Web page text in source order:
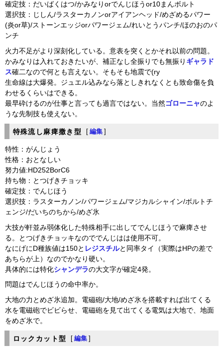
確定技：だいばくはつ/かみなりorでんじほうor10まんボルト
選択技：じしん/ラスターカノンorアイアンヘッド/めざめるパワー
(炎or草)/ストーンエッジorパワージェム/れいとうパンチ/ほのおのパ
ンチ
火力不足がより深刻化している。意表を突くとかそれ以前の問題。
かみなりは入れておきたいが、補正なし全振りでも無振り ギャラド
ス確二なので何とも言えない。そもそも地震で(ry
生命線は大爆発。ジュエル込みなら落としきれなくとも致命傷を負
わせるくらいはできる。
最早砕けるのが仕事と言っても過言ではない。当然 ゴローニャのよ
うな先制技も使えない。
特殊流し麻痺撒き型 [ 編集 ]
特性：がんじょう
性格：おとなしい
努力値:HD252BorC6
持ち物：とつげきチョッキ
確定技：でんじほう
選択技：ラスターカノン/パワージェム/マジカルシャイン/ボルトチ
ェンジ/だいちのちから/めざ氷
大技が軒並み弱体化した特殊相手に出してでんじほうで麻痺させ
る。とつげきチョッキなのででんじはは使用不可。
なにげにD種族値は150と レジスチルと同率タイ（実際はHPの差で
あちらが上）なのでかなり硬い。
具体的には特化シャンデラの大文字が確定4発。
問題はでんじほうの命中率か。
大地の力とめざ氷追加。電磁砲/大地/めざ氷を搭載すれば出てくる
水を電磁砲でビビらせ、電磁砲を見て出てくる電気は大地で、地面
をめざ氷で。
ロックカット型 [ 編集 ]